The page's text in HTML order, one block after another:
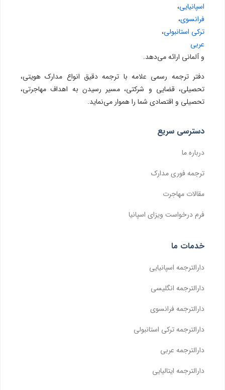
اسپانیایی،
فرانسوی،
ترکی استانبولی،
عربی
و آلمانی ارائه می‌دهد.
دفتر ترجمه رسمی علامه با ترجمه دقیق انواع مدارک هویتی،
تحصیلی، قضایی و شرکتی، مسیر رسیدن به اهداف مهاجرتی،
تحصیلی و اقتصادی شما را هموار می‌نماید.
دسترسی سریع
درباره ما
ترجمه فوری مدارک
مقالات مهاجرت
فرم درخواست ویزای اسپانیا
خدمات ما
دارالترجمه اسپانیایی
دارالترجمه انگلیسی
دارالترجمه فرانسوی
دارالترجمه ترکی استانبولی
دارالترجمه عربی
دارالترجمه ایتالیایی